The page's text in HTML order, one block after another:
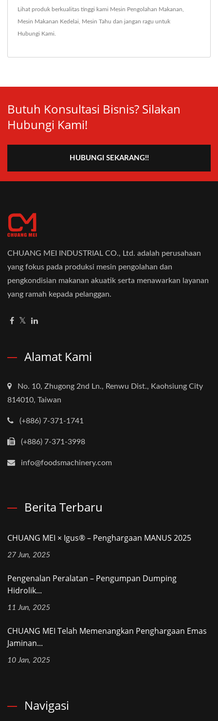
Lihat produk berkualitas tinggi kami Mesin Pengolahan Makanan
Mesin Makanan Kedelai Mesin Tahu dan jangan ragu untuk
Hubungi Kami
Butuh Konsultasi Bisnis? Silakan
Hubungi Kami!
HUBUNGI SEKARANG!!
CHUANG MEI INDUSTRIAL CO., Ltd. adalah perusahaan
yang fokus pada produksi mesin pengolahan dan
pengkondisian makanan akuatik serta menawarkan layanan
yang ramah kepada pelanggan.
Alamat Kami
No. 10, Zhugong 2nd Ln., Renwu Dist., Kaohsiung City
814010, Taiwan
(+886) 7-371-1741
(+886) 7-371-3998
info@foodsmachinery.com
Berita Terbaru
CHUANG MEI × Igus® – Penghargaan MANUS 2025
27 Jun, 2025
Pengenalan Peralatan – Pengumpan Dumping
Hidrolik...
11 Jun, 2025
CHUANG MEI Telah Memenangkan Penghargaan Emas
Jaminan...
10 Jan, 2025
Navigasi